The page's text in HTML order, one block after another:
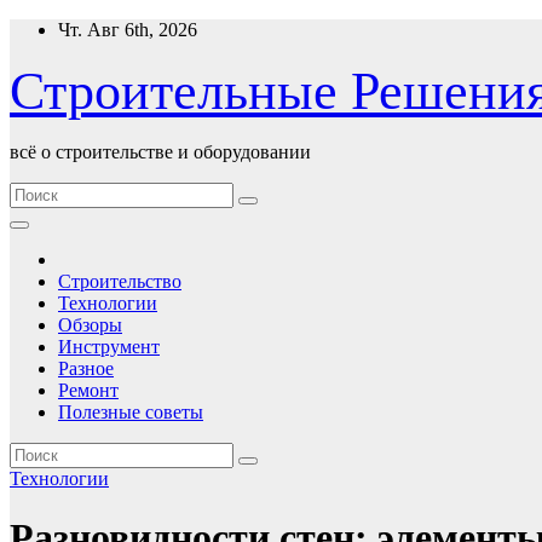
Перейти
содержимому
Чт. Авг 6th, 2026
Строительные
всё о строительстве и оборудовании
Строительство
Технологии
Обзоры
Инструмент
Разное
Ремонт
Полезные советы
Технологии